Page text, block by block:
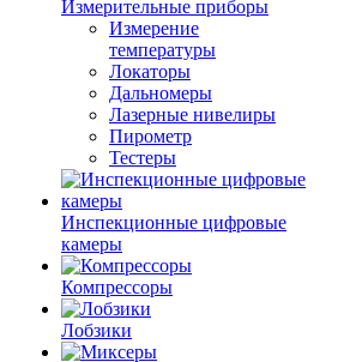
Измерительные приборы
Измерение
температуры
Локаторы
Дальномеры
Лазерные нивелиры
Пирометр
Тестеры
Инспекционные цифровые
камеры
Компрессоры
Лобзики